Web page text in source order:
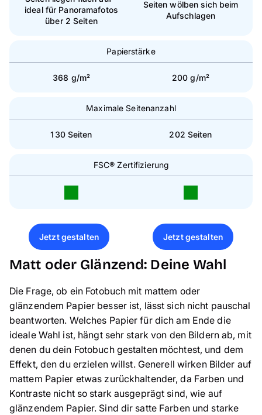
ideal für Panoramafotos
über 2 Seiten
Seiten wölben sich beim
Aufschlagen
Papierstärke
368 g/m² 200 g/m²
Maximale Seitenanzahl
130 Seiten 202 Seiten
FSC® Zertifizierung
Jetzt gestalten Jetzt gestalten
Matt oder Glänzend: Deine Wahl
Die Frage, ob ein Fotobuch mit mattem oder
glänzendem Papier besser ist, lässt sich nicht pauschal
beantworten. Welches Papier für dich am Ende die
ideale Wahl ist, hängt sehr stark von den Bildern ab, mit
denen du dein Fotobuch gestalten möchtest, und dem
Effekt, den du erzielen willst. Generell wirken Bilder auf
mattem Papier etwas zurückhaltender, da Farben und
Kontraste nicht so stark ausgeprägt sind, wie auf
glänzendem Papier. Sind dir satte Farben und starke